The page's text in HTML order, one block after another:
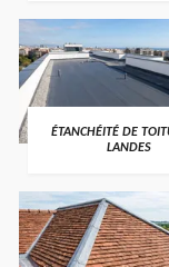
ÉTANCHÉITÉ DE
LANDES